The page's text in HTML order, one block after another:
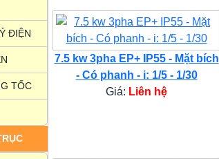
ĐIỆN
TỐC
7.5 kw 3pha EP+ IP55 - Mặt bích
- Có phanh - i: 1/5 - 1/30
Giá: Liên hệ